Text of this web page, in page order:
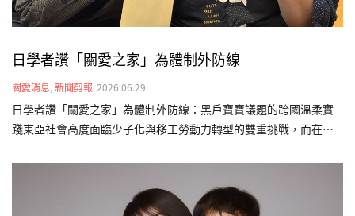
日學者讚「關愛之家」為體制外防線
關愛消息, 新聞剪報 2026.06.29
日學者讚「關愛之家」為體制外防線：黑戶寶寶議題的跨國溫柔實
踐東亞社會高度面臨少子化與移工勞動力轉型的雙重挑戰，而在制
寶），正成為跨國界面臨的社會課題。今（115）年初，日本福祉大
學經濟學部教授磯部美里前往台灣關愛基金會（關愛之家）文山婦
幼部實地參訪，在這場台、日跨文化交流中，看見關愛之家在東亞